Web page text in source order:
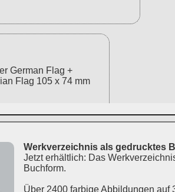
Werkverzeichnis als gedrucktes
Jetzt erhältlich: Das
Buchform.
Über 2400 farbige Abbildungen auf